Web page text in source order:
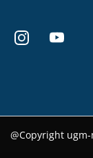
@Copyright